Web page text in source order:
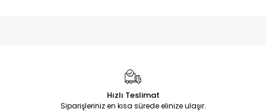
Hızlı Teslimat
Siparişleriniz en kısa sürede elinize ulaşır.